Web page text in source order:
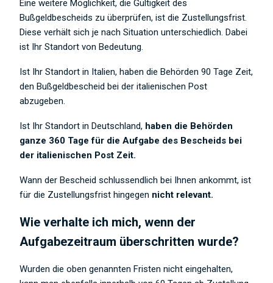
Eine weitere Möglichkeit, die Gültigkeit des
Bußgeldbescheids zu überprüfen, ist die Zustellungsfrist.
Diese verhält sich je nach Situation unterschiedlich. Dabei
ist Ihr Standort von Bedeutung.
Ist Ihr Standort in Italien, haben die Behörden 90 Tage Zeit,
den Bußgeldbescheid bei der italienischen Post
abzugeben.
Ist Ihr Standort in Deutschland, haben die Behörden
ganze 360 Tage für die Aufgabe des Bescheids bei
der italienischen Post Zeit.
Wann der Bescheid schlussendlich bei Ihnen ankommt, ist
für die Zustellungsfrist hingegen nicht relevant.
Wie verhalte ich mich, wenn der
Aufgabezeitraum überschritten wurde?
Wurden die oben genannten Fristen nicht eingehalten,